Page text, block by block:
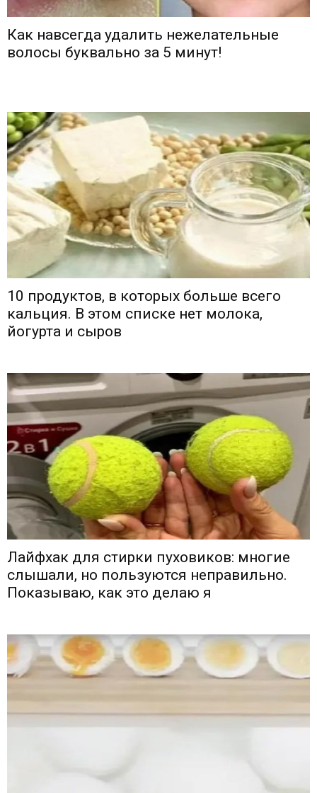
Как навсегда удалить нежелательные
волосы буквально за 5 минут!
10 продуктов, в которых больше всего
кальция. В этом списке нет молока,
йогурта и сыров
Лайфхак для стирки пуховиков: многие
слышали, но пользуются неправильно.
Показываю, как это делаю я